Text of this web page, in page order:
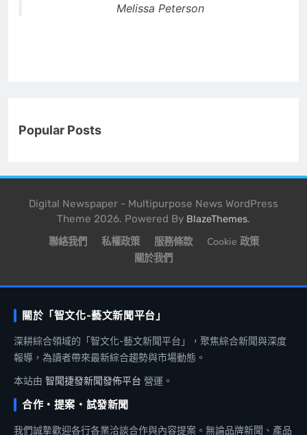
Melissa Peterson
Popular Posts
Digital Newspaper - Multipurpose News WordPress
Theme 2026. Powered By BlazeThemes.
聯絡我們 私權政策 服務條款
Cookie 政策
關於我們
關於「智文化-藝文新聞平台」
深耕綜合領域的「智文化-藝文新聞平台」，聚焦綜合新聞與深度
報導，為讀者帶來最新綜合趨勢與市場動態。
本站由 智聞捷發新聞發佈平台 營運。
合作・提案・試發新聞
我們誠摯歡迎各行各業洽談合作與內容提案。無論品牌新聞、產品